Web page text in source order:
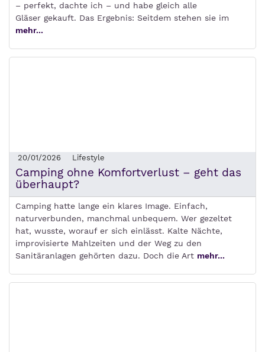
– perfekt, dachte ich – und habe gleich alle
Gläser gekauft. Das Ergebnis: Seitdem stehen sie im
mehr...
20/01/2026 Lifestyle
Camping ohne Komfortverlust – geht das
überhaupt?
Camping hatte lange ein klares Image. Einfach,
naturverbunden, manchmal unbequem. Wer gezeltet
hat, wusste, worauf er sich einlässt. Kalte Nächte,
improvisierte Mahlzeiten und der Weg zu den
Sanitäranlagen gehörten dazu. Doch die Art mehr...